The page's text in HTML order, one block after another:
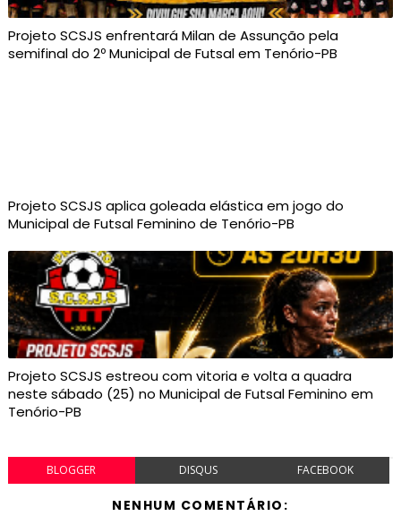
Projeto SCSJS enfrentará Milan de Assunção pela
semifinal do 2º Municipal de Futsal em Tenório-PB
Projeto SCSJS aplica goleada elástica em jogo do
Municipal de Futsal Feminino de Tenório-PB
Projeto SCSJS estreou com vitoria e volta a quadra
neste sábado (25) no Municipal de Futsal Feminino em
Tenório-PB
BLOGGER DISQUS FACEBOOK
NENHUM COMENTÁRIO: